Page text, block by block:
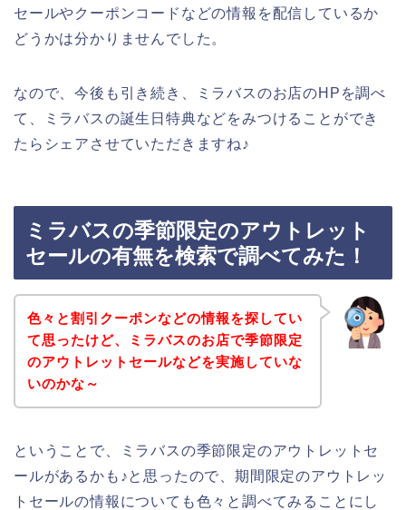
セールやクーポンコードなどの情報を配信しているか
どうかは分かりませんでした。
なので、今後も引き続き、ミラバスのお店のHPを調べ
て、ミラバスの誕生日特典などをみつけることができ
たらシェアさせていただきますね♪
ミラバスの季節限定のアウトレット
セールの有無を検索で調べてみた！
色々と割引クーポンなどの情報を探してい
て思ったけど、ミラバスのお店で季節限定
のアウトレットセールなどを実施していな
いのかな～
ということで、ミラバスの季節限定のアウトレットセ
ールがあるかも♪と思ったので、期間限定のアウトレッ
トセールの情報についても色々と調べてみることにし